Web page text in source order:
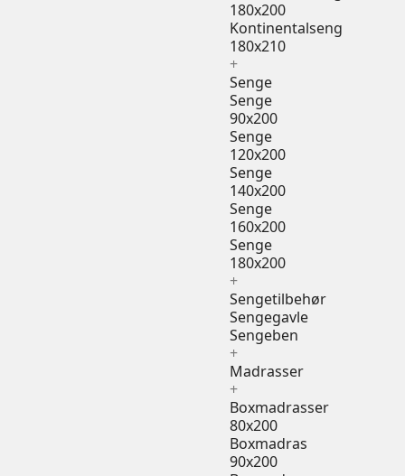
180x200
Kontinentalseng
180x210
+
Senge
Senge
90x200
Senge
120x200
Senge
140x200
Senge
160x200
Senge
180x200
+
Sengetilbehør
Sengegavle
Sengeben
+
Madrasser
+
Boxmadrasser
80x200
Boxmadras
90x200